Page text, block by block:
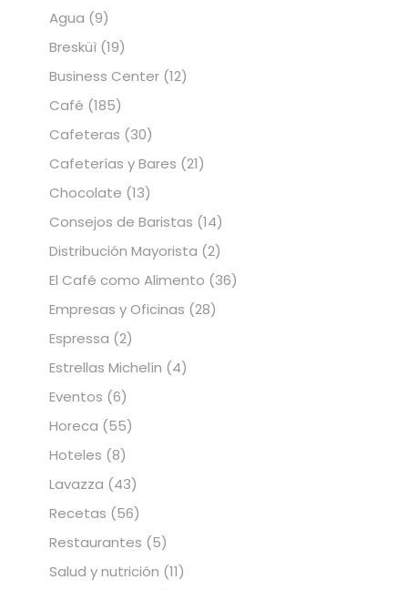
Agua (9)
Bresküì (19)
Business Center (12)
Café (185)
Cafeteras (30)
Cafeterías y Bares (21)
Chocolate (13)
Consejos de Baristas (14)
Distribución Mayorista (2)
El Café como Alimento (36)
Empresas y Oficinas (28)
Espressa (2)
Estrellas Michelín (4)
Eventos (6)
Horeca (55)
Hoteles (8)
Lavazza (43)
Recetas (56)
Restaurantes (5)
Salud y nutrición (11)